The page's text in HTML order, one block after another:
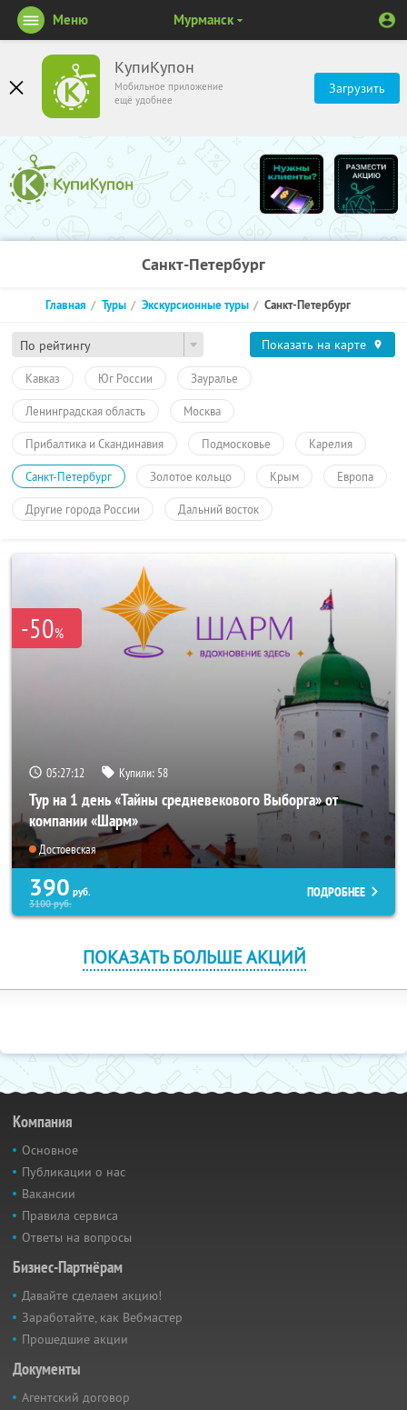
КупиКупон
Мобильное приложение
ещё удобнее
Загрузить
Меню Мурманск
Санкт-Петербург
По рейтингу
Главная Туры Экскурсионные туры Санкт-Петербург
Показать на карте
Кавказ Юг России Зауралье
Ленинградская область Москва
Прибалтика и Скандинавия Подмосковье Карелия
Санкт-Петербург Золотое кольцо Крым Европа
Другие города России Дальний восток
-50%
05:27:12 Купили: 58
Тур на 1 день «Тайны средневекового Выборга» от
компании «Шарм»
Достоевская
390 руб.
3100руб.
ПОДРОБНЕЕ
ПОКАЗАТЬ БОЛЬШЕ АКЦИЙ
Компания
Основное
Публикации о нас
Вакансии
Правила сервиса
Ответы на вопросы
Бизнес-Партнёрам
Давайте сделаем акцию!
Заработайте, как Вебмастер
Прошедшие акции
Документы
Агентский договор